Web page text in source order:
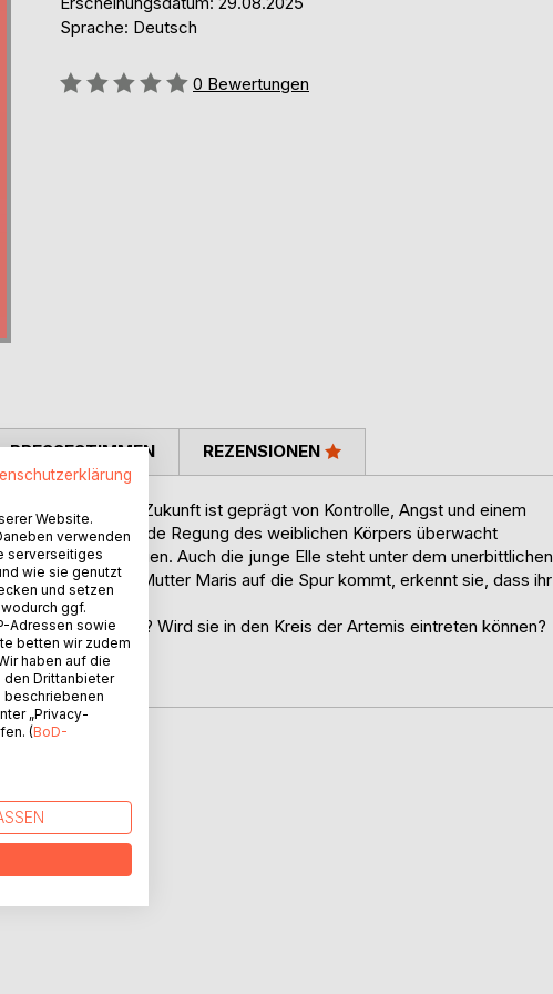
Sprache: Deutsch
Bewertung::
0 Bewertungen
Deutschland der Zukunft ist geprägt von Kontrolle, Angst und einem
eine App, die jede Regung des weiblichen Körpers überwacht
und Frauen. Auch die junge Elle steht unter dem unerbittlichen
ihrer Mutter Maris auf die Spur kommt, erkennt sie, dass ihr
ist.
hatte? Wird sie in den Kreis der Artemis eintreten können?
PRESSESTIMMEN REZENSIONEN
Website.
verwenden
serverseitiges
wie sie genutzt
und setzen
ggf.
Adressen sowie
betten wir zudem
haben auf die
den Drittanbieter
beschriebenen
„Privacy-
(BoD-